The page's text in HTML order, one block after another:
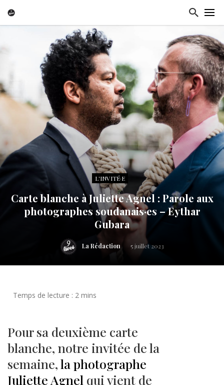
L'INVITÉ·E
Carte blanche à Juliette Agnel : Parole aux
photographes soudanais·es – Eythar
Gubara
La Rédaction 5 juillet 2023
Pour sa deuxième carte
blanche, notre invitée de la
semaine,la photographe
Juliette Agnel qui vient de